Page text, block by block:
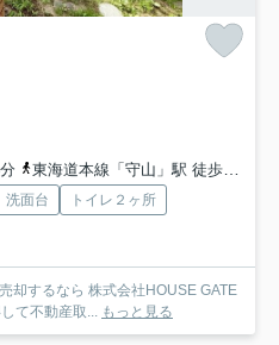
東海道本線「守山」駅 徒歩29分
洗面台
トイレ２ヶ所
却するなら 株式会社HOUSE GATE
て不動産取... もっと見る